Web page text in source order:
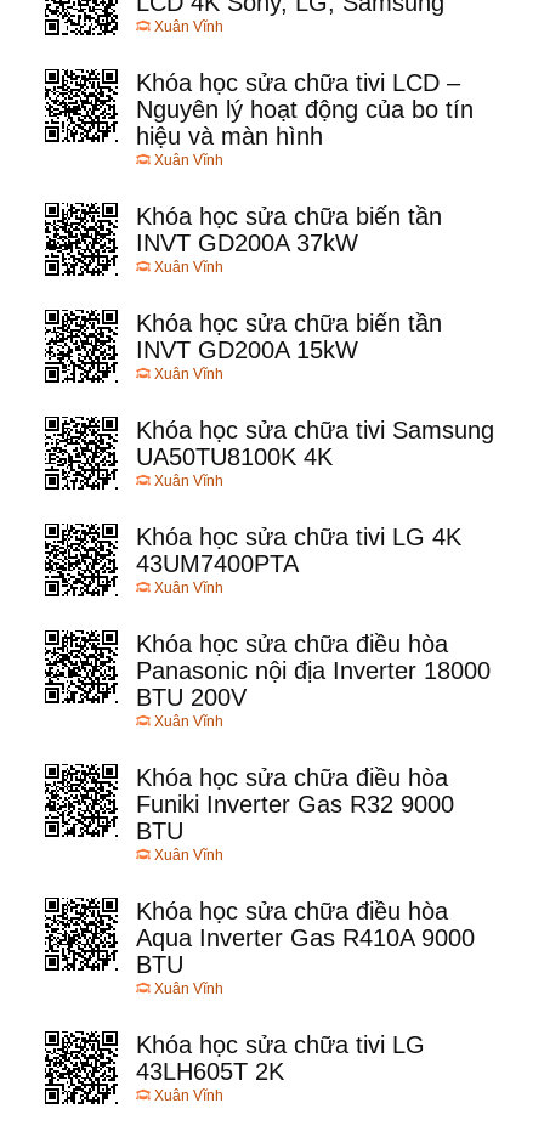
Xuân Vĩnh
Khóa học sửa chữa tivi LCD –
Nguyên lý hoạt động của bo tín
hiệu và màn hình
Xuân Vĩnh
Khóa học sửa chữa biến tần
INVT GD200A 37kW
Xuân Vĩnh
Khóa học sửa chữa biến tần
INVT GD200A 15kW
Xuân Vĩnh
Khóa học sửa chữa tivi Samsung
UA50TU8100K 4K
Xuân Vĩnh
Khóa học sửa chữa tivi LG 4K
43UM7400PTA
Xuân Vĩnh
Khóa học sửa chữa điều hòa
Panasonic nội địa Inverter 18000
BTU 200V
Xuân Vĩnh
Khóa học sửa chữa điều hòa
Funiki Inverter Gas R32 9000
BTU
Xuân Vĩnh
Khóa học sửa chữa điều hòa
Aqua Inverter Gas R410A 9000
BTU
Xuân Vĩnh
Khóa học sửa chữa tivi LG
43LH605T 2K
Xuân Vĩnh